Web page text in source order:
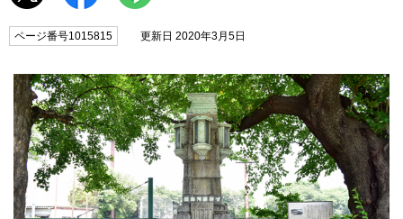
ページ番号1015815 更新日 2020年3月5日